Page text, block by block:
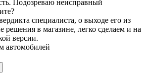
Подозреваю неисправный
специалиста, о выходе его из
решения в магазине, легко сделаем и на
версии.
автомобилей